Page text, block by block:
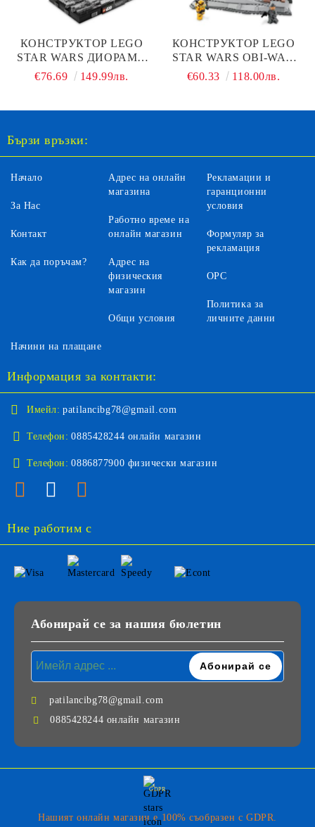
КОНСТРУКТОР LEGO
STAR WARS ДИОРАМА
НА ПОЛЕТА КЪМ
€76.69 149.99лв.
КОНСТРУКТОР LEGO
STAR WARS OBI-WAN
KENOBI СРЕЩУ DARTH
€60.33 118.00лв.
Бързи връзки:
Начало
За Нас
Контакт
Как да поръчам?
Адрес на онлайн
магазина
Работно време на
онлайн магазин
Адрес на
физическия
магазин
Общи условия
Рекламации и
гаранционни
условия
Формуляр за
рекламация
ОРС
Политика за
личните данни
Начини на плащане
Информация за контакти:
Имейл: patilancibg78@gmail.com
Телефон: 0885428244 онлайн магазин
Телефон: 0886877900 физически магазин
Ние работим с
Абонирай се за нашия бюлетин
patilancibg78@gmail.com
0885428244 онлайн магазин
GDPR
Нашият онлайн магазин е 100% съобразен с GDPR.